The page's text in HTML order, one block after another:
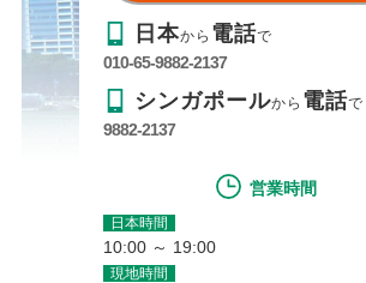
日本から 電話で
010-65-9882-2137
シンガポールから 電話で
9882-2137
営業時間
日本時間
10:00 ～ 19:00
現地時間